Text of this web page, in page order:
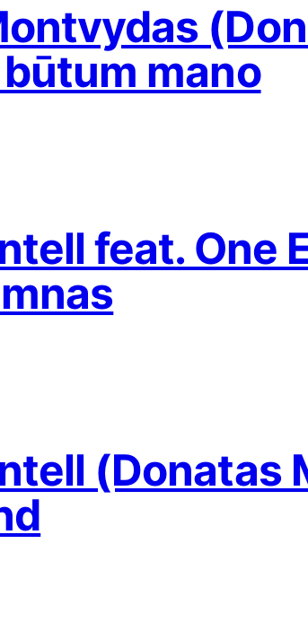
mano
feat. One
(Donatas